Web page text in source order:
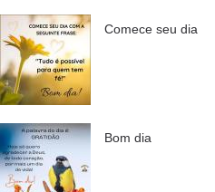
Comece seu dia
Bom dia